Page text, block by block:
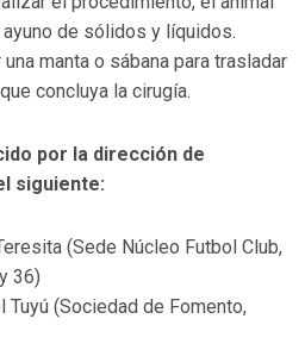
de sólidos y líquidos.
manta o sábana para trasladar
concluya la cirugía.
por la dirección de
siguiente:
(Sede Núcleo Futbol Club,
36)
(Sociedad de Fomento,